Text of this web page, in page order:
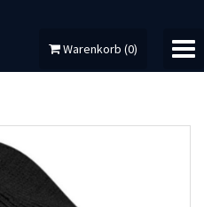
Warenkorb (0)